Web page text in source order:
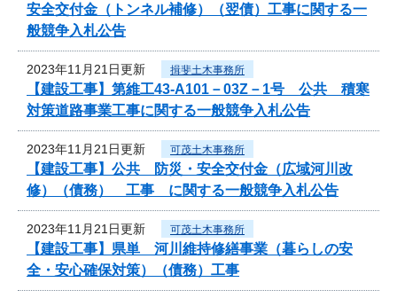
安全交付金（トンネル補修）（翌債）工事に関する一
般競争入札公告
2023年11月21日更新 揖斐土木事務所
【建設工事】第維工43-A101－03Z－1号 公共 積寒
対策道路事業工事に関する一般競争入札公告
2023年11月21日更新 可茂土木事務所
【建設工事】公共 防災・安全交付金（広域河川改
修）（債務） 工事 に関する一般競争入札公告
2023年11月21日更新 可茂土木事務所
【建設工事】県単 河川維持修繕事業（暮らしの安
全・安心確保対策）（債務）工事